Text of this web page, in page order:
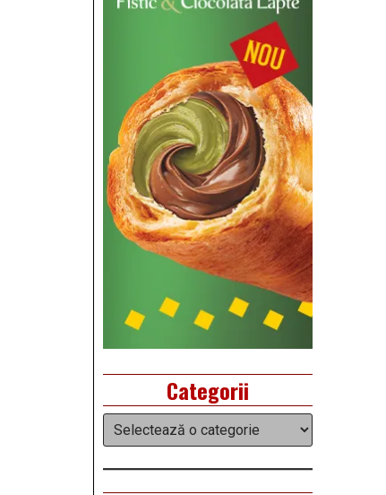
Categorii
Categorii